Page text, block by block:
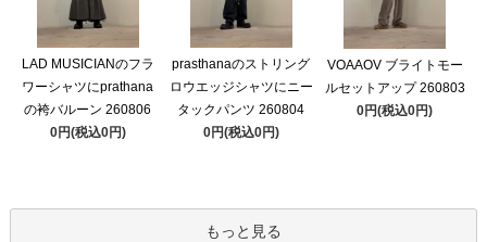
LAD MUSICIANのフラ
ワーシャツにprathana
の袴バルーン 260806
0円(税込0円)
prasthanaのストリング
ロウエッジシャツにニー
タックパンツ 260804
0円(税込0円)
VOAAOV ブライトモー
ルセットアップ 260803
0円(税込0円)
もっと見る